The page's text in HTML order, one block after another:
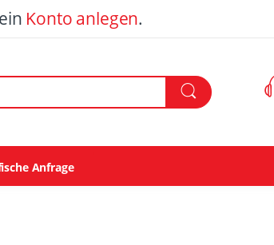
Konto anlegen.
Anfrage